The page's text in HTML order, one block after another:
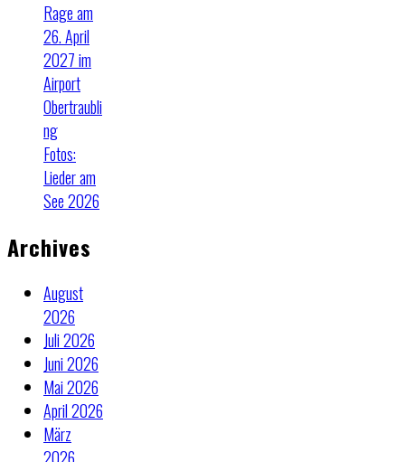
Rage am
26. April
2027 im
Airport
Obertraubli
ng
Fotos:
Lieder am
See 2026
Archives
August
2026
Juli 2026
Juni 2026
Mai 2026
April 2026
März
2026